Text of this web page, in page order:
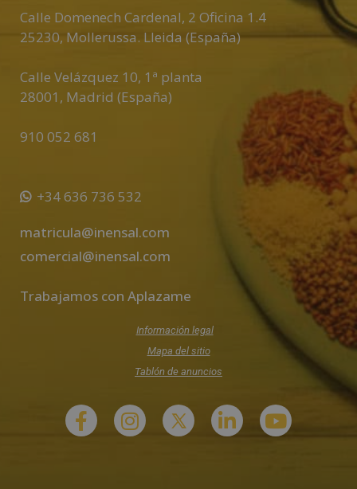
Calle Domenech Cardenal, 2 Oficina 1.4
25230, Mollerussa. Lleida (España)
Calle Velázquez 10, 1ª planta
28001 , Madrid (España)
910 052 681
+34 636 736 532
matricula@inensal.com
comercial@inensal.com
Trabajamos con Aplazame
Información legal
Mapa del sitio
Tablón de anuncios